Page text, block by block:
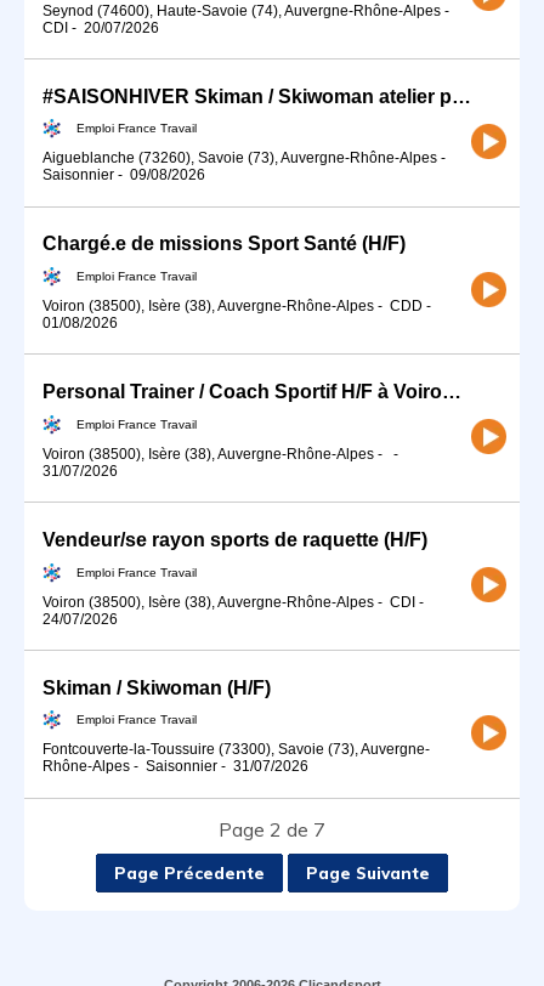
Seynod (74600), Haute-Savoie (74), Auvergne-Rhône-Alpes -
CDI - 20/07/2026
#SAISONHIVER Skiman / Skiwoman atelier polyvalent (H/F)
Emploi France Travail
Aigueblanche (73260), Savoie (73), Auvergne-Rhône-Alpes -
Saisonnier - 09/08/2026
Chargé.e de missions Sport Santé (H/F)
Emploi France Travail
Voiron (38500), Isère (38), Auvergne-Rhône-Alpes - CDD -
01/08/2026
Personal Trainer / Coach Sportif H/F à Voiron (38) (H/F)
Emploi France Travail
Voiron (38500), Isère (38), Auvergne-Rhône-Alpes -
-
31/07/2026
Vendeur/se rayon sports de raquette (H/F)
Emploi France Travail
Voiron (38500), Isère (38), Auvergne-Rhône-Alpes - CDI -
24/07/2026
Skiman / Skiwoman (H/F)
Emploi France Travail
Fontcouverte-la-Toussuire (73300), Savoie (73), Auvergne-
Rhône-Alpes - Saisonnier - 31/07/2026
Page 2 de 7
Page Précedente Page Suivante